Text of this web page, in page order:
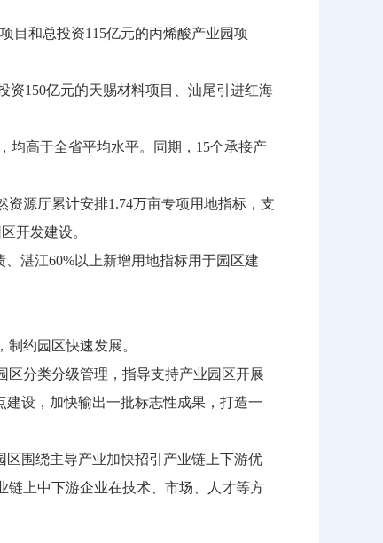
和总投资115亿元的丙烯酸产业园项
150亿元的天赐材料项目、汕尾引进红海
高于全省平均水平。同期，15个承接产
源厅累计安排1.74万亩专项用地指标，支
开发建设。
湛江60%以上新增用地指标用于园区建
约园区快速发展。
分类分级管理，指导支持产业园区开展
设，加快输出一批标志性成果，打造一
围绕主导产业加快招引产业链上下游优
链上中下游企业在技术、市场、人才等方